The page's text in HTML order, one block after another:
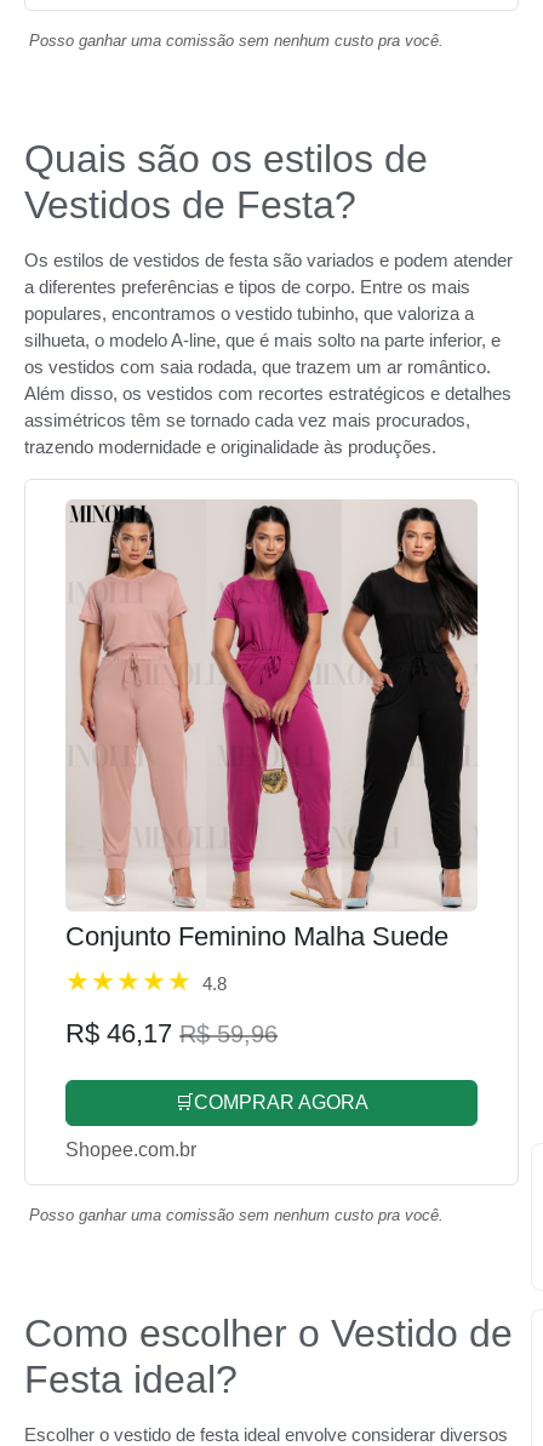
Posso ganhar uma comissão sem nenhum custo pra você.
Quais são os estilos de
Vestidos de Festa?
Os estilos de vestidos de festa são variados e podem atender
a diferentes preferências e tipos de corpo. Entre os mais
populares, encontramos o vestido tubinho, que valoriza a
silhueta, o modelo A-line, que é mais solto na parte inferior, e
os vestidos com saia rodada, que trazem um ar romântico.
Além disso, os vestidos com recortes estratégicos e detalhes
assimétricos têm se tornado cada vez mais procurados,
trazendo modernidade e originalidade às produções.
Conjunto Feminino Malha Suede
4.8
R$ 46,17 R$ 59,96
🛒COMPRAR AGORA
Shopee.com.br
Posso ganhar uma comissão sem nenhum custo pra você.
Como escolher o Vestido de
Festa ideal?
Escolher o vestido de festa ideal envolve considerar diversos